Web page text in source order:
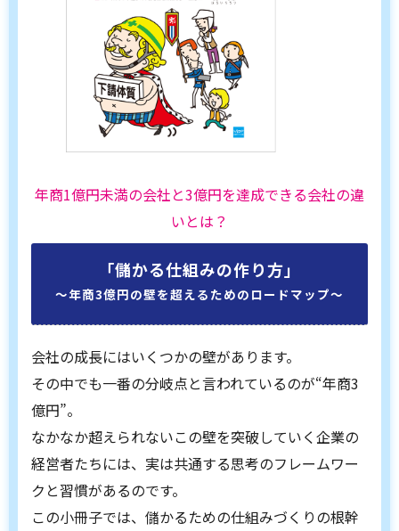
年商1億円未満の会社と3億円を達成できる会社の違
いとは？
「儲かる仕組みの作り方」
〜年商3億円の壁を超えるためのロードマップ〜
会社の成長にはいくつかの壁があります。
その中でも一番の分岐点と言われているのが“年商3
億円”。
なかなか超えられないこの壁を突破していく企業の
経営者たちには、実は共通する思考のフレームワー
クと習慣があるのです。
この小冊子では、儲かるための仕組みづくりの根幹